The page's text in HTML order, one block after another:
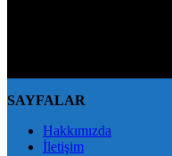
SAYFALAR
Hakkımızda
İletişim